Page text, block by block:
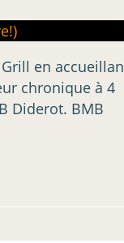
en
chronique à 4
Diderot. BMB